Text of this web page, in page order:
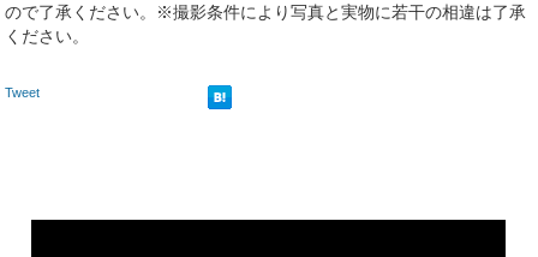
ので了承ください。※撮影条件により写真と実物に若干の相違は了承
ください。
Tweet